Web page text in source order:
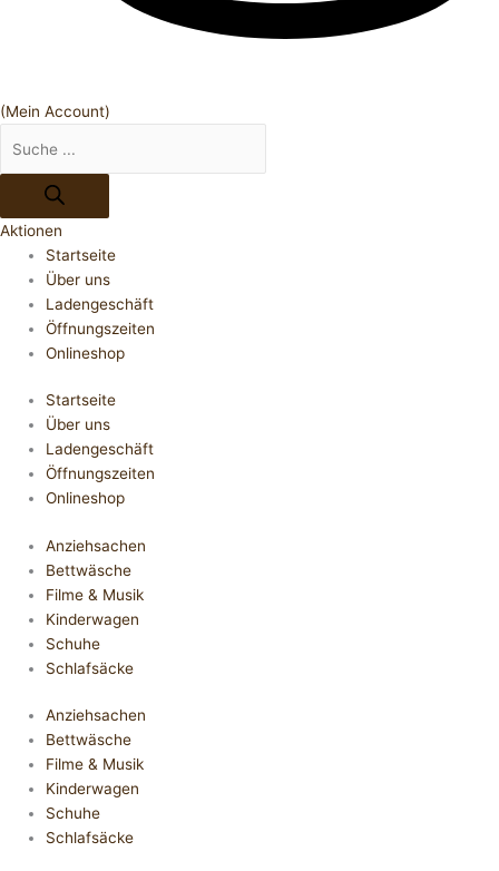
(Mein Account)
Aktionen
Startseite
Über uns
Ladengeschäft
Öffnungszeiten
Onlineshop
Startseite
Über uns
Ladengeschäft
Öffnungszeiten
Onlineshop
Anziehsachen
Bettwäsche
Filme & Musik
Kinderwagen
Schuhe
Schlafsäcke
Anziehsachen
Bettwäsche
Filme & Musik
Kinderwagen
Schuhe
Schlafsäcke